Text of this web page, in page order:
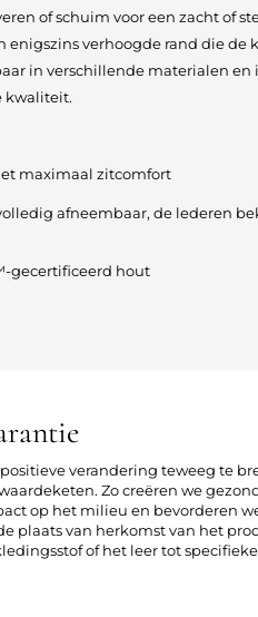
of schuim voor een zacht of
enigszins verhoogde rand die de
in verschillende materialen en
kwaliteit.
maximaal zitcomfort
afneembaar, de lederen
gecertificeerd hout
verandering teweeg te
Zo creëren we
op het milieu en bevorderen
plaats van herkomst van het
of het leer tot